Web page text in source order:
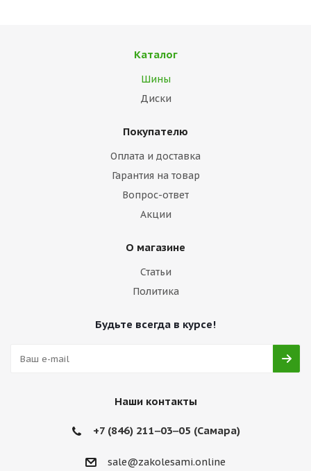
Каталог
Шины
Диски
Покупателю
Оплата и доставка
Гарантия на товар
Вопрос-ответ
Акции
О магазине
Статьи
Политика
Будьте всегда в курсе!
Наши контакты
+7 (846) 211‒03‒05 (Самара)
sale@zakolesami.online